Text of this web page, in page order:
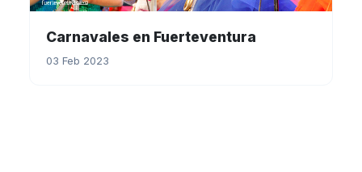
Carnavales en Fuerteventura
03 Feb 2023